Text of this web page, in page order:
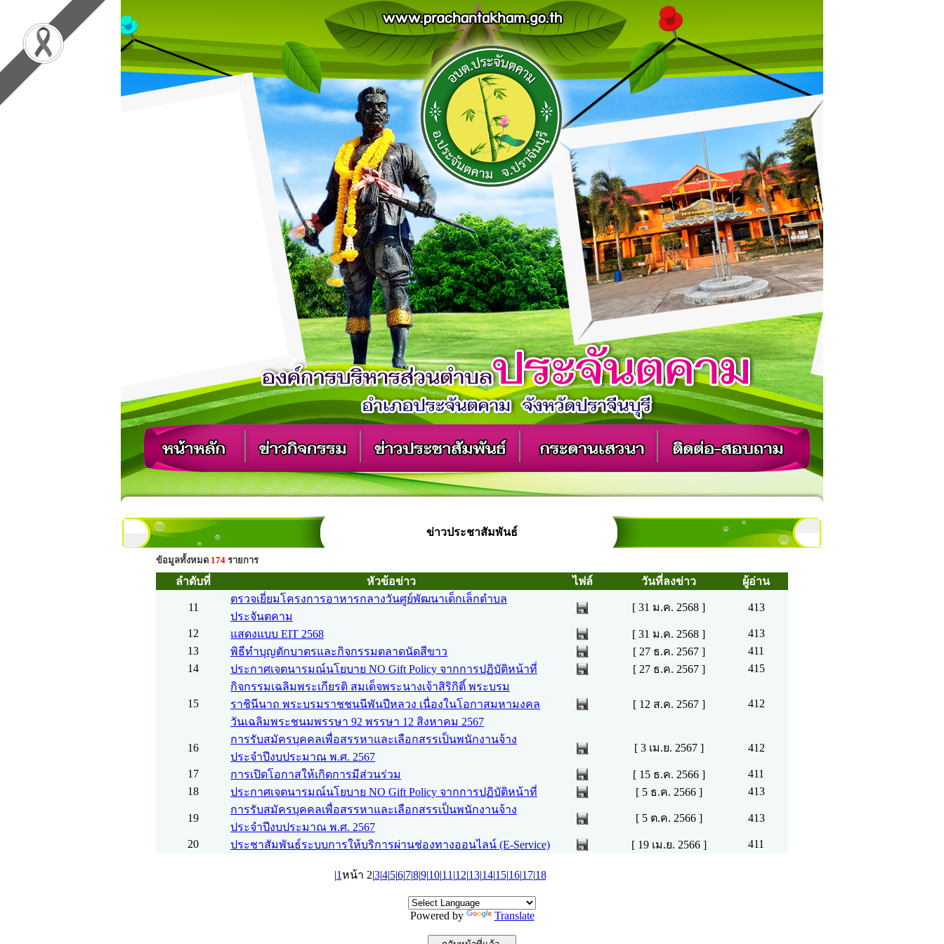
ข่าวประชาสัมพันธ์
ข้อมูลทั้งหมด 174 รายการ
ลำดับที่ หัวข้อข่าว ไฟล์ วันที่ลงข่าว ผู้อ่าน
11
ตรวจเยี่ยมโครงการอาหารกลางวันศูย์พัฒนาเด็กเล็กตำบล
ประจันตคาม
[ 31 ม.ค. 2568 ] 413
12 แสดงแบบ EIT 2568 [ 31 ม.ค. 2568 ]
413
13
พิธีทำบุญตักบาตรและกิจกรรมตลาดนัดสีขาว [ 27 ธ.ค. 2567 ]
411
14
ประกาศเจตนารมณ์นโยบาย NO Gift Policy จากการปฏิบัติหน้าที่ [ 27 ธ.ค. 2567 ] 415
15
กิจกรรมเฉลิมพระเกียรติ สมเด็จพระนางเจ้าสิริกิติ์ พระบรม
ราชินีนาถ พระบรมราชชนนีพันปีหลวง เนื่องในโอกาสมหามงคล
วันเฉลิมพระชนมพรรษา 92 พรรษา 12 สิงหาคม 2567
[ 12 ส.ค. 2567 ] 412
16
การรับสมัครบุคคลเพื่อสรรหาและเลือกสรรเป็นพนักงานจ้าง
ประจำปีงบประมาณ พ.ศ. 2567
[ 3 เม.ย. 2567 ] 412
17 การเปิดโอกาสให้เกิดการมีส่วนร่วม [ 15 ธ.ค. 2566 ]
411
18
ประกาศเจตนารมณ์นโยบาย NO Gift Policy จากการปฏิบัติหน้าที่ [ 5 ธ.ค. 2566 ] 413
19
การรับสมัครบุคคลเพื่อสรรหาและเลือกสรรเป็นพนักงานจ้าง
ประจำปีงบประมาณ พ.ศ. 2567
[ 5 ต.ค. 2566 ] 413
20 ประชาสัมพันธ์ระบบการให้บริการผ่านช่องทางออนไลน์ (E-Service) [ 19 เม.ย. 2566 ] 411
|1หน้า 2|3|4|5|6|7|8|9|10|11 |12|13|14|15|16|17|18
Powered by Translate